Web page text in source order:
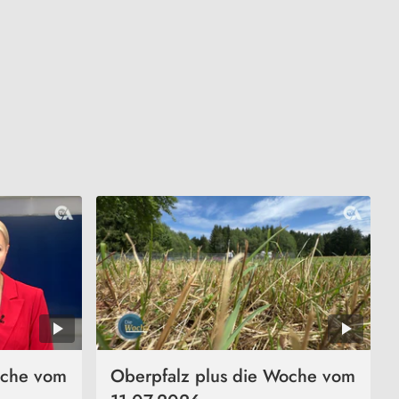
vom
Oberpfalz plus die Woche vom